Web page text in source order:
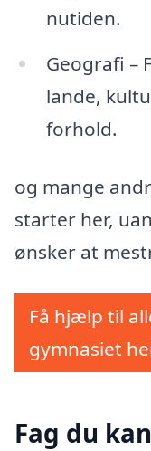
nutiden.
Geografi –
lande,
forhold.
og mange
starter her,
ønsker at
Få hjælp til
gymnasiet
Fag du